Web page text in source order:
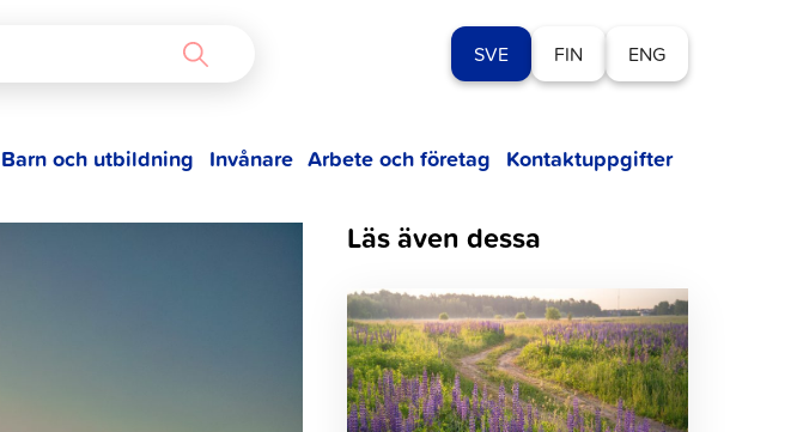
SVE FIN ENG
Barn och utbildning Invånare Arbete och företag Kontaktuppgifter
Läs även dessa
Klicka
för
att
läsa
artikeln